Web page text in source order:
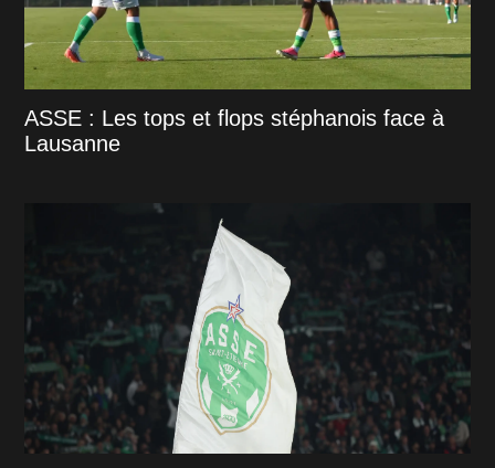
ASSE : Les tops et flops stéphanois face à
Lausanne